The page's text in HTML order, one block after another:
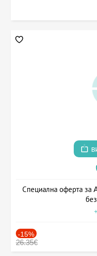
Специална оферта за
-15%
26.35€